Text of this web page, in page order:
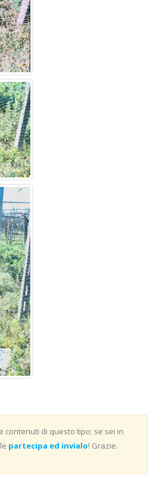
contenuti di questo tipo; se sei in
partecipa ed invialo! Grazie.